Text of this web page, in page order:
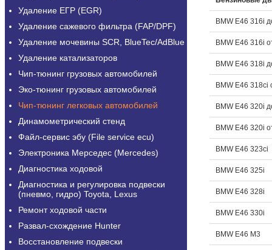
Удаление ЕГР (EGR)
Удаление сажевого фильтра (FAP/DPF)
Удаление мочевины SCR, BlueTec/AdBlue
Удаление катализаторов
Чип-тюнинг грузовых автомобилей
Эко-тюнинг грузовых автомобилей
Чип-тюнинг легковых автомобилей
Динамометрический стенд
Файл-сервис эбу (File service ecu)
Электроника Мерседес (Mercedes)
Диагностика ходовой
Диагностика и регулировка подвески
(пневмо, гидро) Toyota, Lexus
Ремонт ходовой части
Развал-схождение Hunter
Восстановление подвески
BMW E46 316i
BMW E46 316i
BMW E46 318i
BMW Е46 318ci
BMW E46 320i
BMW E46 320i
BMW E46 323ci
BMW E46 325i
BMW E46 328i
BMW E46 330i
BMW E46 M3